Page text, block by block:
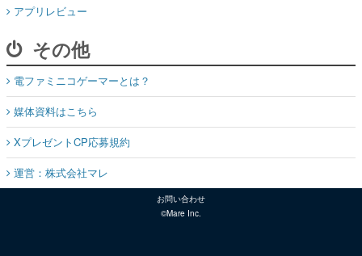
アプリレビュー
その他
電ファミニコゲーマーとは？
媒体資料はこちら
XプレゼントCP応募規約
運営：株式会社マレ
お問い合わせ
©Mare Inc.